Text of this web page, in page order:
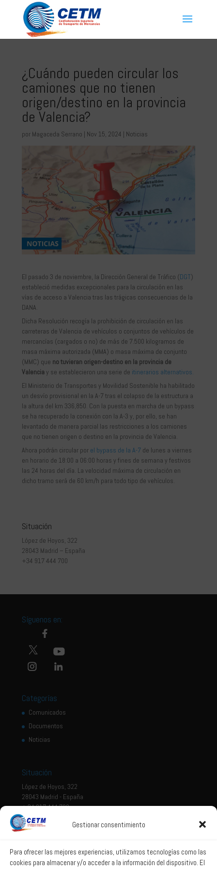
Gestionar consentimiento
Para ofrecer las mejores experiencias, utilizamos tecnologías como las
cookies para almacenar y/o acceder a la información del dispositivo. El
¿Cuándo pueden circular los
camiones que no tienen
origen/destino en la provincia
de Valencia?
por Magaceda Serrano | Nov 15, 2024 | Noticias
El pasado 3 de noviembre, la Dirección General de Tráfico (DGT)
estableció medidas excepcionales para la circulación en las
vías de acceso a Valencia tras las trágicas consecuencias de la
DANA.
Dicha Resolución recogía la prohibición de circulación en las
carreteras de Valencia de vehículos o conjuntos de vehículos de
mercancías (cargados o no) de más de 7.500 kilogramos de
masa máxima autorizada (MMA) o masa máxima de conjunto
(MMC) que no tuvieran origen-destino en la provincia de
Valencia y se establecieron una serie de itinerarios alternativos.
El Ministerio de Transportes y Movilidad Sostenible ha habilitado
un desvío provisional en la A-7 tras el colapso de la estructura a
la altura del km 336,850. Con la puesta en marcha de un bypass
se ha recuperado la conexión con la A-3 y, por ello, se han
levantado de manera parcial las restricciones a los camiones
que no tienen origen o destino en la provincia de Valencia.
Ahora podrán circular por el bypass de la A-7de lunes a viernes
en horario de 18:00 a 06:00 horas y fines de semana y festivos
las 24 horas del día. La velocidad máxima de circulación en
dicho tramo será de 60 km/h para todo tipo de vehículos.
Situación
López de Hoyos, 322
28043 Madrid – España
+34 917 444 700
Síguenos en:
Categorías
Comunicados
Documentos
Noticias
Situación
López de Hoyos, 322
28043 Madrid - España
+ 34 917 444 700
Aviso legal
Política de privacidad